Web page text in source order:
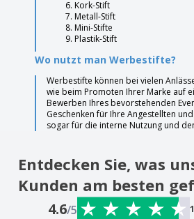
Kork-Stift
Metall-Stift
Mini-Stifte
Plastik-Stift
Wo nutzt man Werbestifte?
Werbestifte können bei vielen
wie beim Promoten Ihrer Marke auf
Bewerben Ihres bevorstehenden
Geschenken für Ihre Angestellten
sogar für die interne Nutzung und
Entdecken Sie, was
Kunden am besten
4.6/5